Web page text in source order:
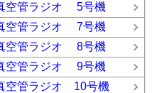
空管ラジオ 5号機
空管ラジオ 7号機
空管ラジオ 8号機
空管ラジオ 9号機
空管ラジオ 10号機